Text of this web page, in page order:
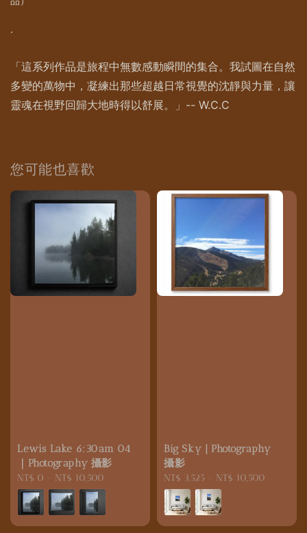
.
「這系列作品是旅程中無數感動瞬間的集合。我試圖在自然
多變的萬物中，凝練出那些超越日常視覺的沈靜與力量，讓
靈魂在視野回歸大地時得以舒展。」-- W.C.C
您可能也喜歡
Lewis Lake 6:30am 04
｜Photography 攝影
Regular
price
NT$ 0 NT$ 10,500
Big Sky | Photography
攝影
Regular
price
NT$ 3,525 NT$ 10,500